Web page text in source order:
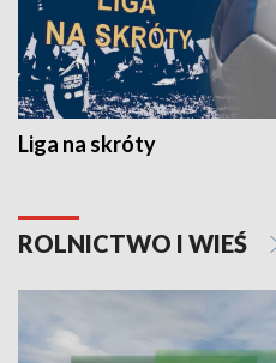
Liga na skróty
ROLNICTWO I WIEŚ